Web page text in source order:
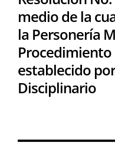
medio de la
la Personería
establecido
Disciplinario